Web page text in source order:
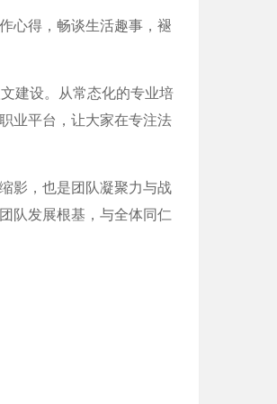
心得，畅谈生活趣事，褪
建设。从常态化的专业培
业平台，让大家在专注法
影，也是团队凝聚力与战
队发展根基，与全体同仁